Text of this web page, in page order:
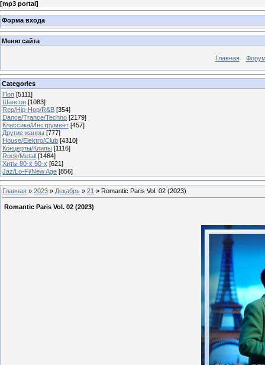
[mp3 portal]
Форма входа
Меню сайта
Главная
Categories
Поп [5111]
Шансон [1083]
Rep/Hip-Hop/R&B [354]
Dance/Trance/Techno [2179]
Классика/Инструмент [457]
Другие жанры [777]
House/Elektro/Club [4310]
Концерты/Клипы [1116]
Rock/Metall [1484]
Хиты 80-х 90-х [621]
Jaz/Lo-Fi/New Age [856]
Главная » 2023 » Декабрь » 21 » Romantic Paris Vol. 02 (2023)
Romantic Paris Vol. 02 (2023)